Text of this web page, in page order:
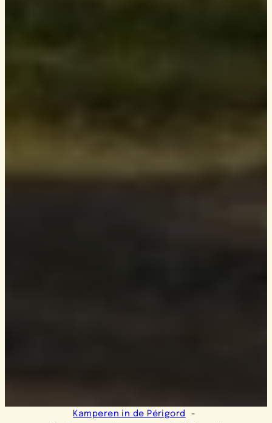
Kamperen in de Périgord